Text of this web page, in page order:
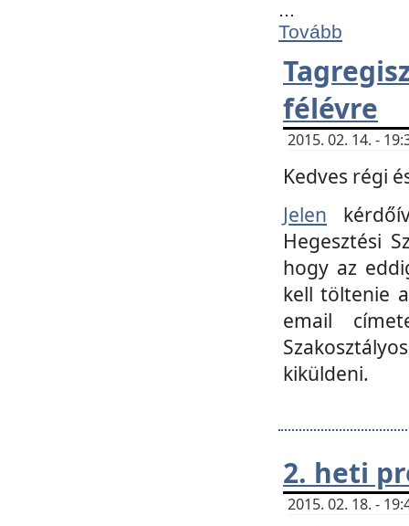
...
Tovább
félévre
2015. 02. 14. -
Kedves régi
Jelen
Hegesztési
hogy az
kell töltenie
email
kiküldeni.
2. heti
2015. 02. 18. -